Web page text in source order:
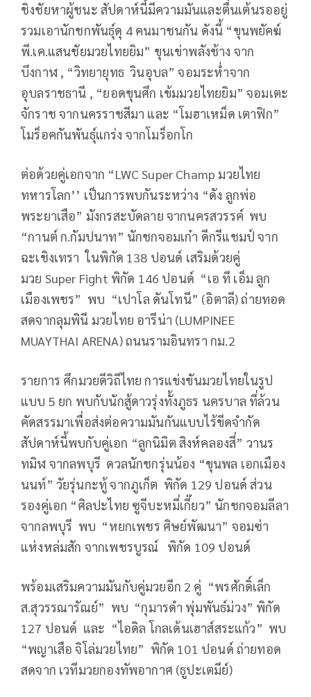
ชิงชัยหาผู้ชนะ สัปดาห์นี้มีความมันและตื่นเต้นรออยู่
รวมเอานักชกพันธุ์ดุ 4 คนมาชนกัน ดังนี้ “ขุนพยัคฆ์
พี.เค.แสนชัยมวยไทยยิม” ขุนเข่าพลังช้าง จาก
บึงกาฬ , “วิทยายุทธ วินอุบล” จอมระห่ำจาก
อุบลราชธานี , “ยอดขุนศึก เข้มมวยไทยยิม” จอมเตะ
จักราช จากนครราชสีมา และ “โมฮาเหม็ด เตาฟิก”
โมร็อคกันพันธุ์แกร่ง จากโมร็อกโก
ต่อด้วยคู่เอกจาก “LWC Super Champ มวยไทย
ทหารโลก’’ เป็นการพบกันระหว่าง “ดัง ลูกพ่อ
พระยาเสือ” มังกรสะบัดลาย จากนครสวรรค์ พบ
“กานต์ ก.กัมปนาท” นักชกจอมเก๋า ดีกรีแชมป์ จาก
ฉะเชิงเทรา ในพิกัด 138 ปอนด์ เสริมด้วยคู่
มวย Super Fight พิกัด 146 ปอนด์ “เอ ที เอ็ม ลูก
เมืองเพชร” พบ “เปาโล ดันโทนี” (อิตาลี) ถ่ายทอด
สดจากลุมพินี มวยไทย อารีน่า (LUMPINEE
MUAYTHAI ARENA) ถนนรามอินทรา กม.2
รายการ ศึกมวยดีวิถีไทย การแข่งขันมวยไทยในรูป
แบบ 5 ยก พบกับนักสู้ดาวรุ่งทั้งภูธร นครบาล ที่ล้วน
คัดสรรมาเพื่อส่งต่อความมันกันแบบไร้ขีดจำกัด
สัปดาห์นี้พบกับคู่เอก “ลูกนิมิต สิงห์คลองสี่” วานร
ทมิฬ จากลพบุรี ดวลนักชกรุ่นน้อง “ขุนพล เอกเมือง
นนท์” วัยรุ่นกะทู้ จากภูเก็ต พิกัด 129 ปอนด์ ส่วน
รองคู่เอก “ศิลปะไทย ซูจีบะหมี่เกี๊ยว” นักชกจอมลีลา
จากลพบุรี พบ “หยกเพชร ศิษย์พัฒนา” จอมซ่า
แห่งหล่มสัก จากเพชรบูรณ์ พิกัด 109 ปอนด์
พร้อมเสริมความมันกับคู่มวยอีก 2 คู่ “พรศักดิ์เล็ก
ส.สุวรรณารัณย์” พบ “กุมารดำ พุ่มพันธ์ม่วง” พิกัด
127 ปอนด์ และ “ไอดิล โกลเด้นเฮาส์สระแก้ว” พบ
“พญาเสือ จิโล่มวยไทย” พิกัด 101 ปอนด์ ถ่ายทอด
สดจาก เวทีมวยกองทัพอากาศ (ธูปะเตมีย์)